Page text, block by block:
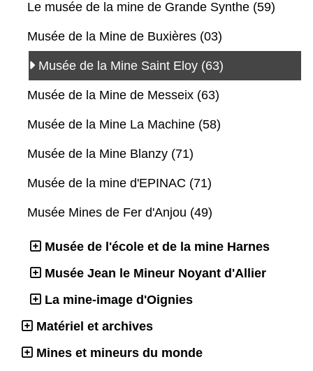
Le musée de la mine de Grande Synthe (59)
Musée de la Mine de Buxières (03)
Musée de la Mine Saint Eloy (63)
Musée de la Mine de Messeix (63)
Musée de la Mine La Machine (58)
Musée de la Mine Blanzy (71)
Musée de la mine d'EPINAC (71)
Musée Mines de Fer d'Anjou (49)
Musée de l'école et de la mine Harnes
Musée Jean le Mineur Noyant d'Allier
La mine-image d'Oignies
Matériel et archives
Mines et mineurs du monde